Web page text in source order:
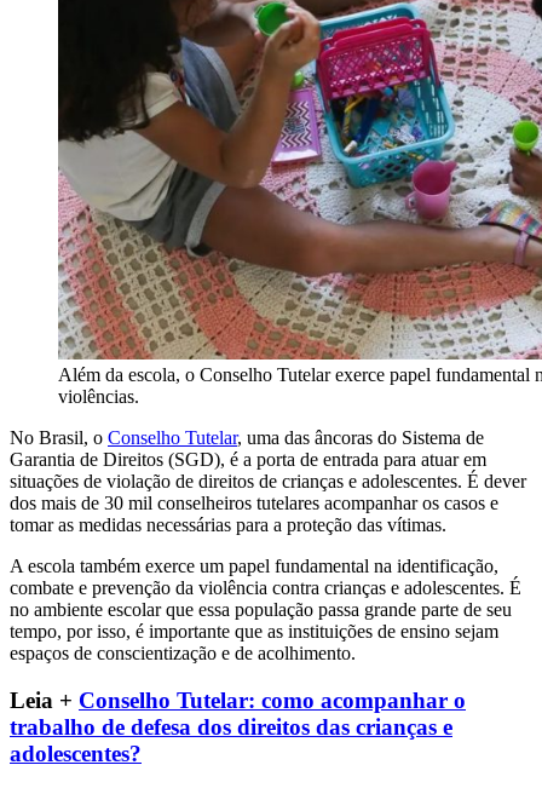
Além da escola, o Conselho Tutelar exerce papel fundamental
violências.
No Brasil, o Conselho Tutelar, uma das âncoras do Sistema de
Garantia de Direitos (SGD), é a porta de entrada para atuar em
situações de violação de direitos de crianças e adolescentes. É dever
dos mais de 30 mil conselheiros tutelares acompanhar os casos e
tomar as medidas necessárias para a proteção das vítimas.
A escola também exerce um papel fundamental na identificação,
combate e prevenção da violência contra crianças e adolescentes. É
no ambiente escolar que essa população passa grande parte de seu
tempo, por isso, é importante que as instituições de ensino sejam
espaços de conscientização e de acolhimento.
Leia + Conselho Tutelar: como acompanhar o
trabalho de defesa dos direitos das crianças e
adolescentes?